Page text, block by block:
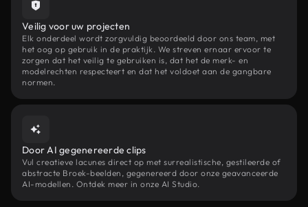
Veilig voor uw projecten
Elk onderdeel wordt zorgvuldig beoordeeld door ons team, met
het oog op gebruik in de praktijk. We streven ernaar ervoor te
zorgen dat het veilig te gebruiken is, dat het de merk- en
modelrechten respecteert en dat het voldoet aan de gangbare
normen.
Door AI gegenereerde clips
Vul creatieve lacunes direct op met surrealistische, gestileerde of
abstracte Broek-beelden, gegenereerd door onze geavanceerde
AI-modellen. Ontdek meer in onze AI Studio.